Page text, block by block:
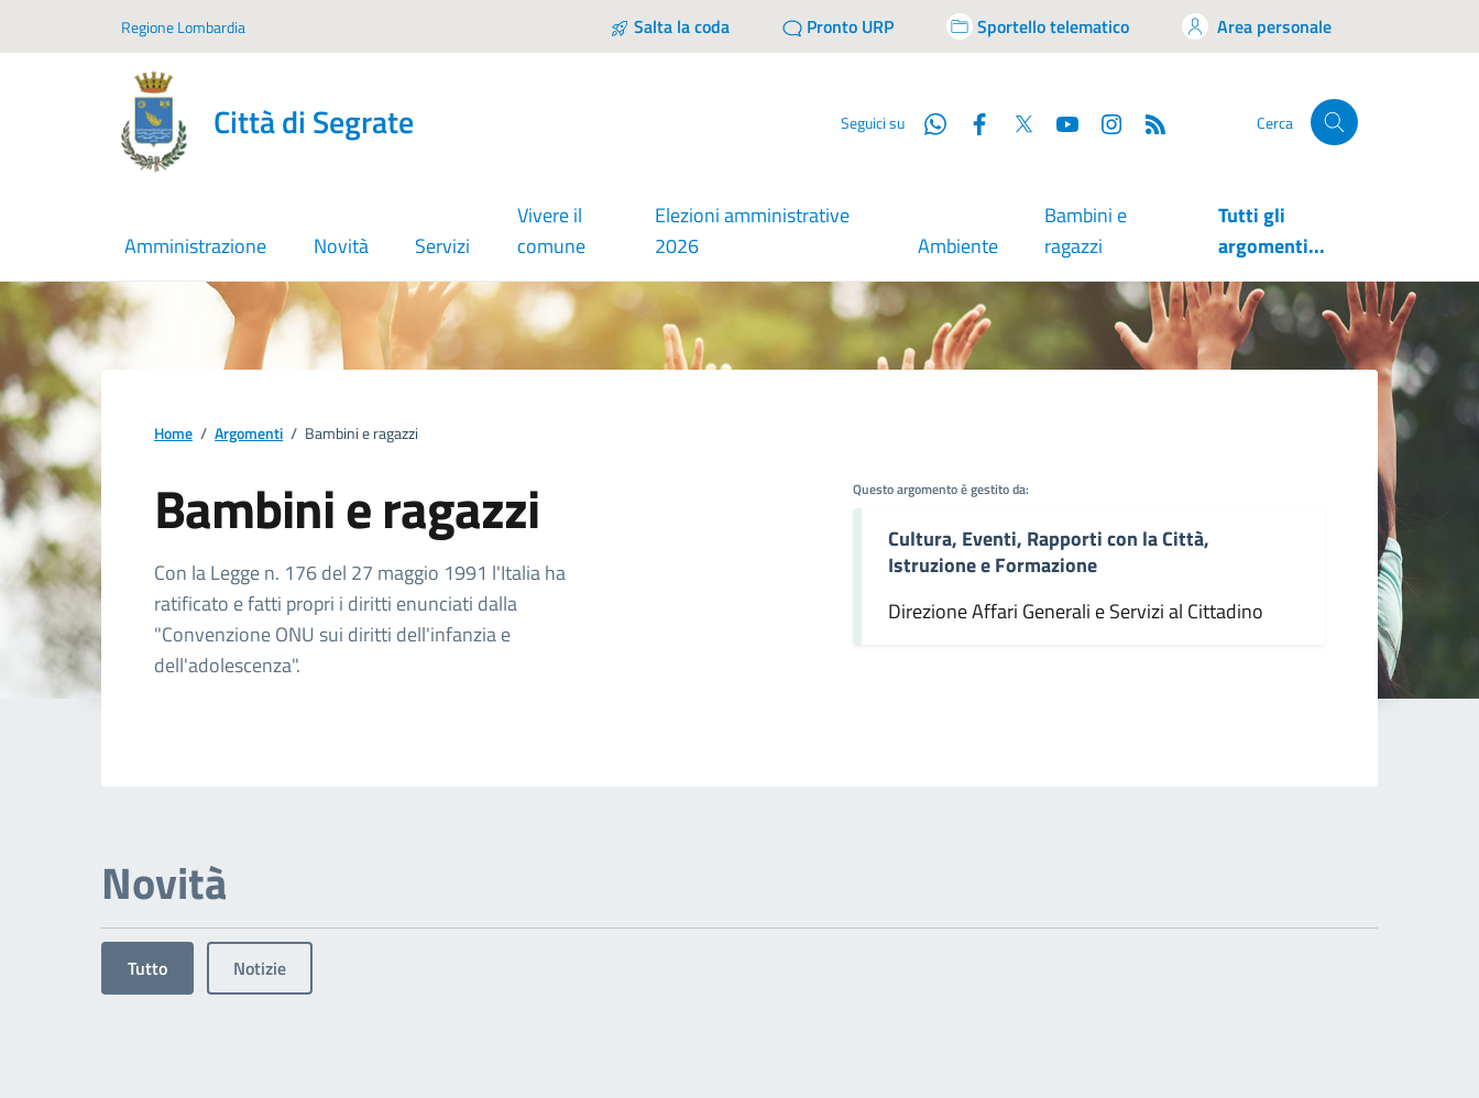
Regione Lombardia Salta la coda Pronto URP Sportello telematico Area personale
Città di Segrate Seguici su WhatsappFacebook
Twitter YouTube Cerca
Amministrazione Novità Servizi
Vivere il
comune
Elezioni amministrative
2026
Ambiente
Bambini e
ragazzi
Tutti gli
argomenti...
Home / Argomenti / Bambini e ragazzi
Bambini e ragazzi
Dettagli dell'argomento
Con la Legge n. 176 del 27 maggio 1991 l'Italia ha
ratificato e fatti propri i diritti enunciati dalla
"Convenzione ONU sui diritti dell'infanzia e
dell'adolescenza".
Questo argomento è gestito da:
Cultura, Eventi, Rapporti con la Città,
Istruzione e Formazione
Direzione Affari Generali e Servizi al Cittadino
Novità
Tutto Notizie